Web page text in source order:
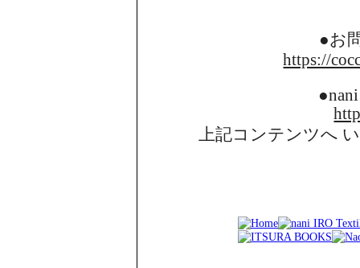
●お
https://
上記コンテンツへ